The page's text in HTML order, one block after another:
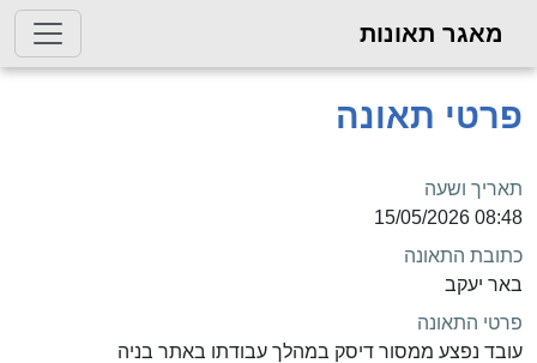
מאגר תאונות
פרטי תאונה
תאריך ושעה
08:48 15/05/2026
כתובת התאונה
באר יעקב
פרטי התאונה
עובד נפצע ממסור דיסק במהלך עבודתו באתר בניה